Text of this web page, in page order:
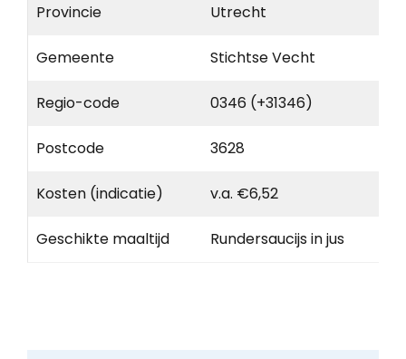
Provincie Utrecht
Gemeente Stichtse Vecht
Regio-code 0346 (+31346)
Postcode 3628
Kosten (indicatie) v.a. €6,52
Geschikte maaltijd Rundersaucijs in jus